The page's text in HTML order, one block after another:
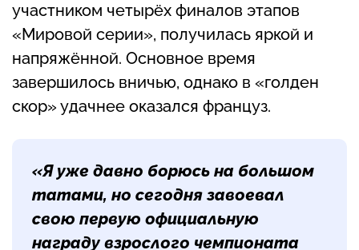
участником четырёх финалов этапов
«Мировой серии», получилась яркой и
напряжённой. Основное время
завершилось вничью, однако в «голден
скор» удачнее оказался француз.
«Я уже давно борюсь на большом
татами, но сегодня завоевал
свою первую официальную
награду взрослого чемпионата